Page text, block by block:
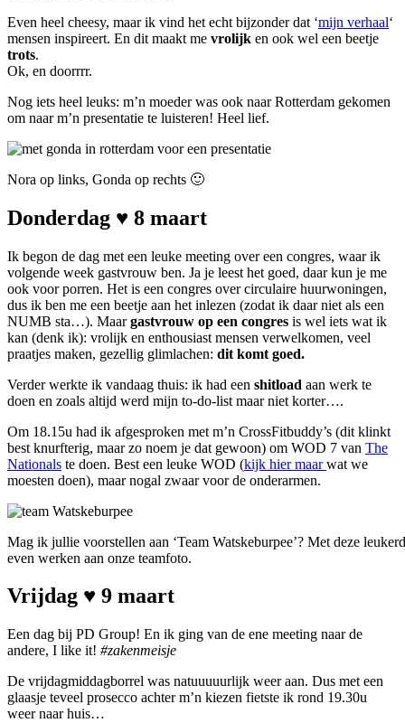
Even heel cheesy, maar ik vind het echt bijzonder dat ‘mijn verhaal‘
mensen inspireert. En dit maakt me vrolijk en ook wel een beetje
trots.
Ok, en doorrrr.
Nog iets heel leuks: m’n moeder was ook naar Rotterdam gekomen
om naar m’n presentatie te luisteren! Heel lief.
Nora op links, Gonda op rechts 🙂
Donderdag ♥ 8 maart
Ik begon de dag met een leuke meeting over een congres, waar ik
volgende week gastvrouw ben. Ja je leest het goed, daar kun je me
ook voor porren. Het is een congres over circulaire huurwoningen,
dus ik ben me een beetje aan het inlezen (zodat ik daar niet als een
NUMB sta…). Maargastvrouw op een congres is wel iets wat ik
kan (denk ik): vrolijk en enthousiast mensen verwelkomen, veel
praatjes maken, gezellig glimlachen: dit komt goed.
Verder werkte ik vandaag thuis: ik had een shitload aan werk te
doen en zoals altijd werd mijn to-do-list maar niet korter….
Om 18.15u had ik afgesproken met m’n CrossFitbuddy’s (dit klinkt
best knurfterig, maar zo noem je dat gewoon) om WOD 7 van The
Nationals te doen. Best een leuke WOD (kijk hier maarwat we
moesten doen), maar nogal zwaar voor de onderarmen.
Mag ik jullie voorstellen aan ‘Team Watskeburpee’? Met deze
even werken aan onze teamfoto.
Vrijdag ♥ 9 maart
Een dag bij PD Group! En ik ging van de ene meeting naar de
andere, I like it! #zakenmeisje
De vrijdagmiddagborrel was natuuuuurlijk weer aan. Dus met een
glaasje teveel prosecco achter m’n kiezen fietste ik rond 19.30u
weer naar huis…